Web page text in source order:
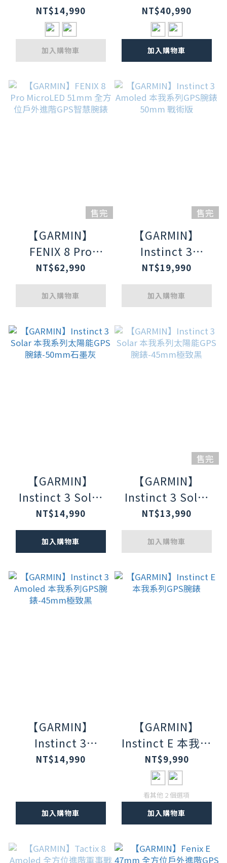
慧腕錶 45mm
NT$14,990
加入購物車
AMOLED 51mm
全方位戶外進階
GPS智慧腕錶
NT$40,990
加入購物車
售完
【GARMIN】
FENIX 8 Pro
MicroLED 51mm
全方位戶外進階
GPS智慧腕錶
NT$62,990
加入購物車
售完
【GARMIN】
Instinct 3
Amoled 本我系列
GPS腕錶 50mm
戰術版
NT$19,990
加入購物車
【GARMIN】
Instinct 3 Solar
本我系列太陽能
GPS腕錶-50mm石
墨灰
NT$14,990
加入購物車
售完
【GARMIN】
Instinct 3 Solar
本我系列太陽能
GPS腕錶-45mm極
致黑
NT$13,990
加入購物車
【GARMIN】
Instinct 3
Amoled 本我系列
NT$14,990
加入購物車
【GARMIN】
Instinct E 本我系
列GPS腕錶
NT$9,990
看其他 2 個選項
加入購物車